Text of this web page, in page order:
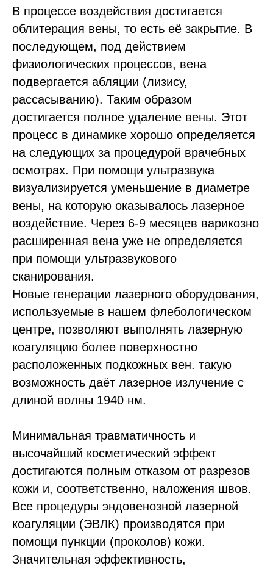
В процессе воздействия достигается
облитерация вены, то есть её закрытие. В
последующем, под действием
физиологических процессов, вена
подвергается абляции (лизису,
рассасыванию). Таким образом
достигается полное удаление вены. Этот
процесс в динамике хорошо определяется
на следующих за процедурой врачебных
осмотрах. При помощи ультразвука
визуализируется уменьшение в диаметре
вены, на которую оказывалось лазерное
воздействие. Через 6-9 месяцев варикозно
расширенная вена уже не определяется
при помощи ультразвукового
сканирования.
Новые генерации лазерного оборудования,
используемые в нашем флебологическом
центре, позволяют выполнять лазерную
коагуляцию более поверхностно
расположенных подкожных вен. такую
возможность даёт лазерное излучение с
длиной волны 1940 нм.
Минимальная травматичность и
высочайший косметический эффект
достигаются полным отказом от разрезов
кожи и, соответственно, наложения швов.
Все процедуры эндовенозной лазерной
коагуляции (ЭВЛК) производятся при
помощи пункции (проколов) кожи.
Значительная эффективность,